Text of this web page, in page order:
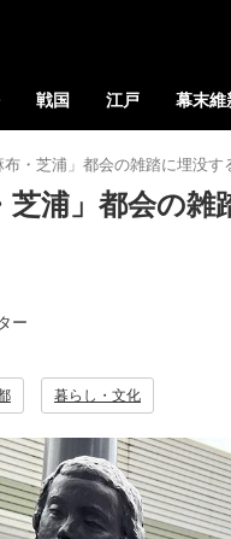
戦国 江戸 幕末維
布・芝浦」都会の雑踏に埋没
芝浦」都会の
ー
暮らし・文化